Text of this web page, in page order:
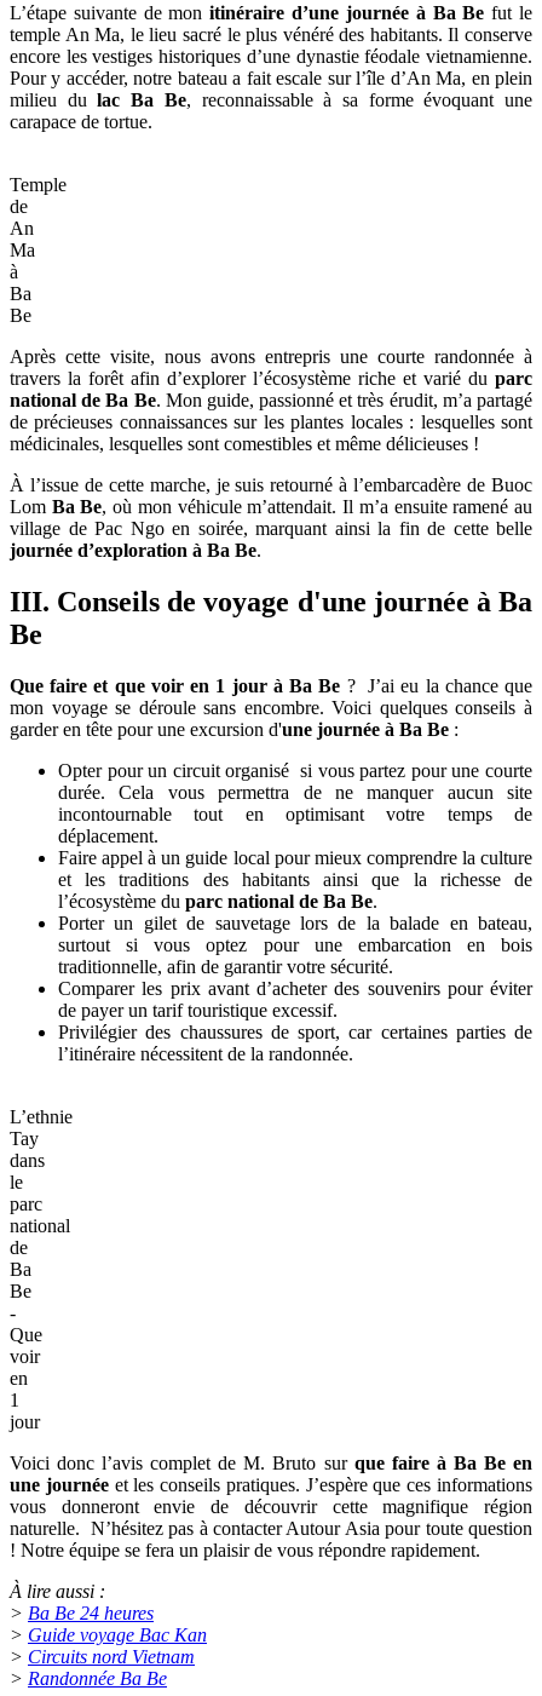
L’étape suivante de monitinéraire d’une journée à Ba Be fut le
temple An Ma, le lieu sacré le plus vénéré des habitants. Il conserve
encore les vestiges historiques d’une dynastie féodale vietnamienne.
Pour y accéder, notre bateau a fait escale sur l’île d’An Ma, en plein
milieu dulac Ba Be, reconnaissable à sa forme évoquant une
carapace de tortue.
Temple
de
An
Ma
à
Ba
Be
Après cette visite, nous avons entrepris une courte randonnée à
travers la forêt afin d’explorer l’écosystème riche et varié du parc
national de Ba Be. Mon guide, passionné et très érudit, m’a partagé
de précieuses connaissances sur les plantes locales : lesquelles sont
médicinales, lesquelles sont comestibles et même délicieuses !
À l’issue de cette marche, je suis retourné à l’embarcadère de Buoc
Lom Ba Be, où mon véhicule m’attendait. Il m’a ensuite ramené au
village de Pac Ngo en soirée, marquant ainsi la fin de cette belle
journée d’exploration à Ba Be.
III. Conseils de voyage d'une journée à Ba
Be
Que faire et que voir en 1 jour à Ba Be ? J’ai eu la chance que
mon voyage se déroule sans encombre. Voici quelques conseils à
garder en tête pour une excursion d'une journée à Ba Be :
Opter pour un circuit organisé si vous partez pour une courte
durée. Cela vous permettra de ne manquer aucun site
incontournable tout en optimisant votre temps de
déplacement.
Faire appel à un guide local pour mieux comprendre la culture
et les traditions des habitants ainsi que la richesse de
l’écosystème du parc national de Ba Be.
Porter un gilet de sauvetage lors de la balade en bateau,
surtout si vous optez pour une embarcation en bois
traditionnelle, afin de garantir votre sécurité.
Comparer les prix avant d’acheter des souvenirs pour éviter
de payer un tarif touristique excessif.
Privilégier des chaussures de sport, car certaines parties de
l’itinéraire nécessitent de la randonnée.
L’ethnie
Tay
dans
le
parc
national
de
Ba
Be
-
Que
voir
en
1
jour
Voici donc l’avis complet de M. Bruto surque faire à Ba Be en
une journéeet les conseils pratiques. J’espère que ces informations
vous donneront envie de découvrir cette magnifique région
naturelle. N’hésitez pas à contacter Autour Asia pour toute question
! Notre équipe se fera un plaisir de vous répondre rapidement.
À lire aussi :
> Ba Be 24 heures
> Guide voyage Bac Kan
> Circuits nord Vietnam
> Randonnée Ba Be